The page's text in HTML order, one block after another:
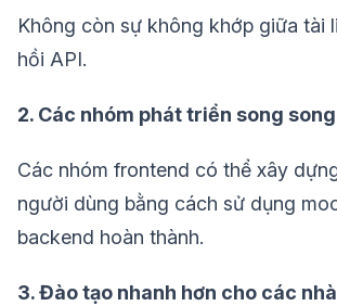
Không còn sự không khớp giữa tài
hồi API.
2. Các nhóm phát triển song song
Các nhóm frontend có thể xây
người dùng bằng cách sử dụng
backend hoàn thành.
3. Đào tạo nhanh hơn cho các